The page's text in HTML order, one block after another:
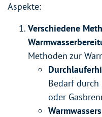
Aspekte:
Verschiedene
Methoden zur
Bedarf
oder